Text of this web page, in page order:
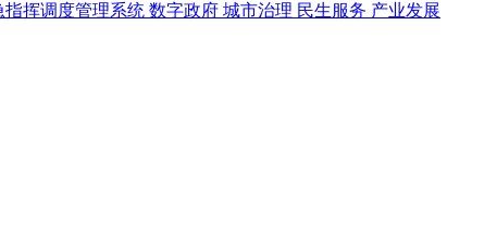
指挥调度管理系统 数字政府 城市治理 民生服务 产业发展